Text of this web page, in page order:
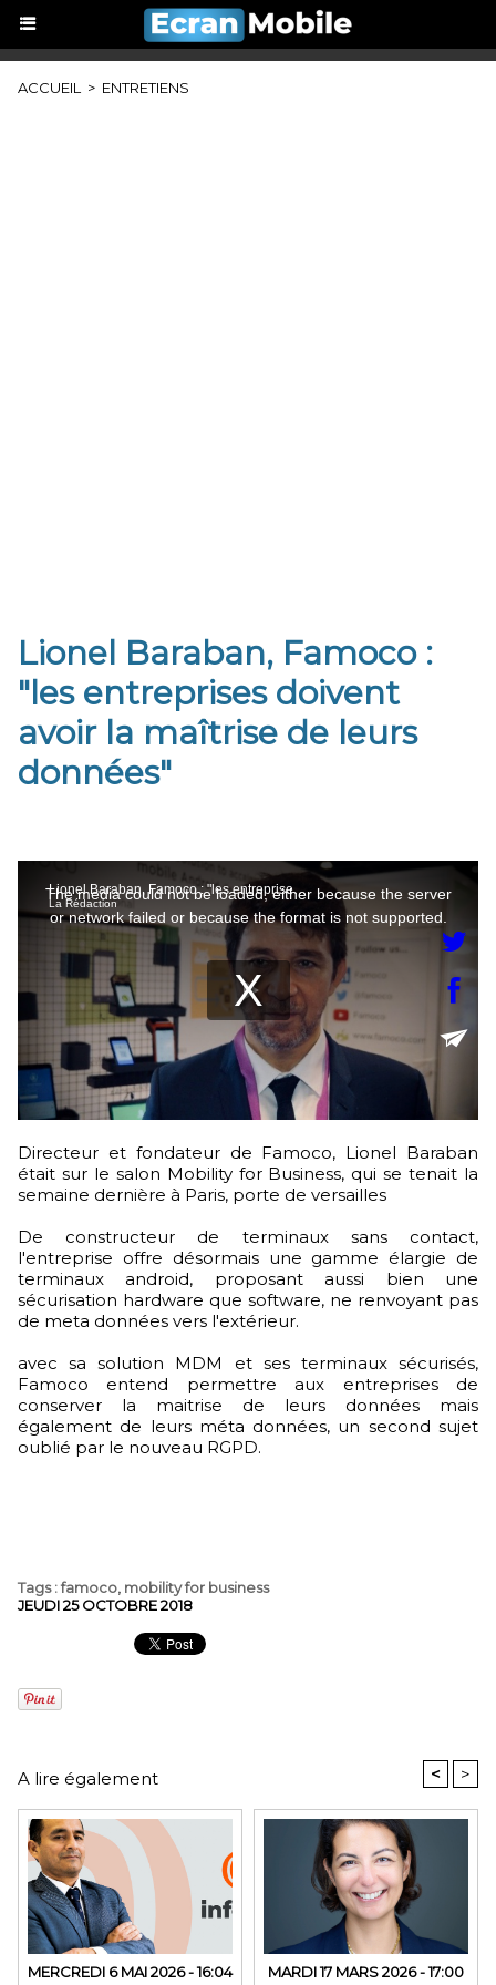
ACCUEIL > ENTRETIENS
Lionel Baraban, Famoco :
"les entreprises doivent
avoir la maîtrise de leurs
données"
Directeur et fondateur de Famoco, Lionel Baraban
était sur le salon Mobility for Business, qui se tenait la
semaine dernière à Paris, porte de versailles
De constructeur de terminaux sans contact,
l'entreprise offre désormais une gamme élargie de
terminaux android, proposant aussi bien une
sécurisation hardware que software, ne renvoyant pas
de meta données vers l'extérieur.
avec sa solution MDM et ses terminaux sécurisés,
Famoco entend permettre aux entreprises de
conserver la maitrise de leurs données mais
également de leurs méta données, un second sujet
oublié par le nouveau RGPD.
Tags:famoco, mobility for business
JEUDI 25 OCTOBRE 2018
A lire également < >
MERCREDI 6 MAI 2026 - 16:04 MARDI 17 MARS 2026 - 17:00